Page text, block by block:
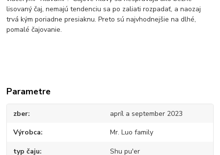
lisovaný čaj, nemajú tendenciu sa po zaliati rozpadať, a naozaj
trvá kým poriadne presiaknu. Preto sú najvhodnejšie na dlhé,
pomalé čajovanie.
Parametre
zber apríl a september 2023
Výrobca Mr. Luo family
typ čaju Shu pu'er